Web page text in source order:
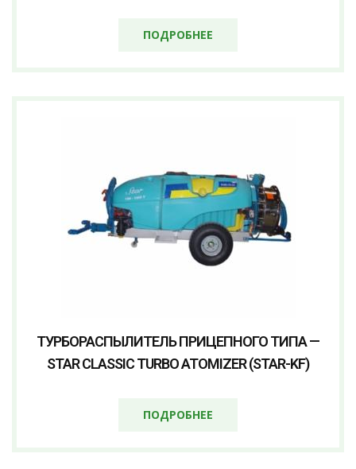
ПОДРОБНЕЕ
ТУРБОРАСПЫЛИТЕЛЬ ПРИЦЕПНОГО ТИПА —
STAR CLASSIC TURBO ATOMIZER (STAR-KF)
ПОДРОБНЕЕ